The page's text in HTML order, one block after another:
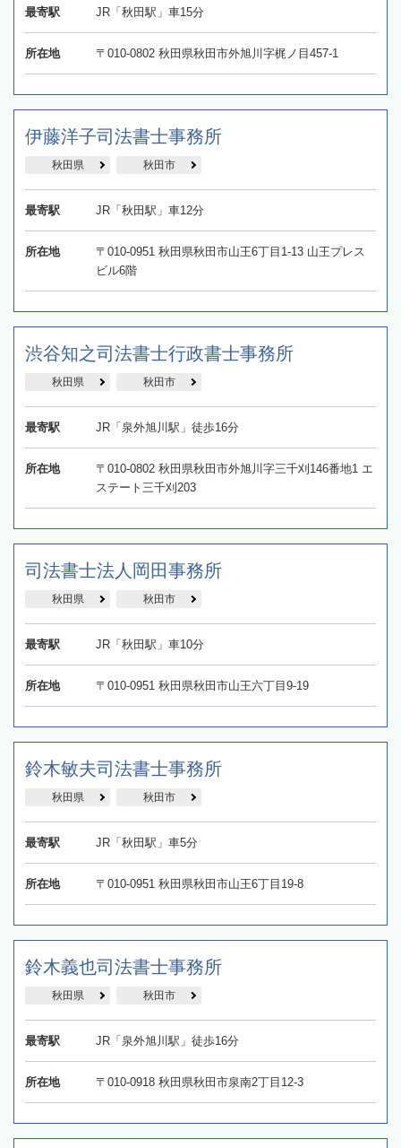
最寄駅 JR「秋田駅」車15分
所在地 〒010-0802 秋田県秋田市外旭川字梶ノ目457-1
伊藤洋子司法書士事務所
秋田県 秋田市
最寄駅 JR「秋田駅」車12分
所在地
〒010-0951 秋田県秋田市山王6丁目1-13 山王プレス
ビル6階
渋谷知之司法書士行政書士事務所
秋田県 秋田市
最寄駅 JR「泉外旭川駅」徒歩16分
所在地
〒010-0802 秋田県秋田市外旭川字三千刈146番地1 エ
ステート三千刈203
司法書士法人岡田事務所
秋田県 秋田市
最寄駅 JR「秋田駅」車10分
所在地 〒010-0951 秋田県秋田市山王六丁目9-19
鈴木敏夫司法書士事務所
秋田県 秋田市
最寄駅 JR「秋田駅」車5分
所在地 〒010-0951 秋田県秋田市山王6丁目19-8
鈴木義也司法書士事務所
秋田県 秋田市
最寄駅 JR「泉外旭川駅」徒歩16分
所在地 〒010-0918 秋田県秋田市泉南2丁目12-3